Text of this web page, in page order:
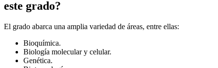
este grado?
El grado abarca una amplia variedad de áreas, entre ellas:
Bioquímica.
Biología molecular y celular.
Genética.